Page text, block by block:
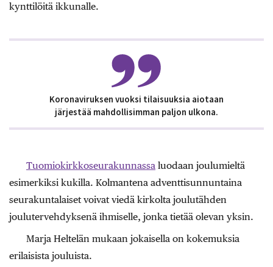
kynttilöitä ikkunalle.
Koronaviruksen vuoksi tilaisuuksia aiotaan
järjestää mahdollisimman paljon ulkona.
Tuomiokirkkoseurakunnassa luodaan joulumieltä
esimerkiksi kukilla. Kolmantena adventtisunnuntaina
seurakuntalaiset voivat viedä kirkolta joulutähden
joulutervehdyksenä ihmiselle, jonka tietää olevan yksin.
Marja Heltelän mukaan jokaisella on kokemuksia
erilaisista jouluista.